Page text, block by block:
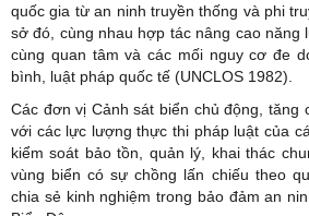
quốc gia từ an ninh truyền thống và phi
sở đó, cùng nhau hợp tác nâng cao năng
cùng quan tâm và các mối nguy cơ đe
bình, luật pháp quốc tế (UNCLOS 1982).
Các đơn vị Cảnh sát biển chủ động, tăng
với các lực lượng thực thi pháp luật của
kiểm soát bảo tồn, quản lý, khai thác
vùng biển có sự chồng lấn chiếu theo
chia sẻ kinh nghiệm trong bảo đảm an